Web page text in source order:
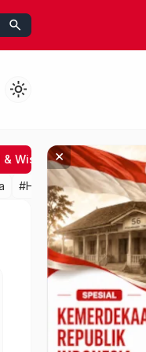
search
light_mode
& Wisata Hiburan
#HRD #lowongan
×